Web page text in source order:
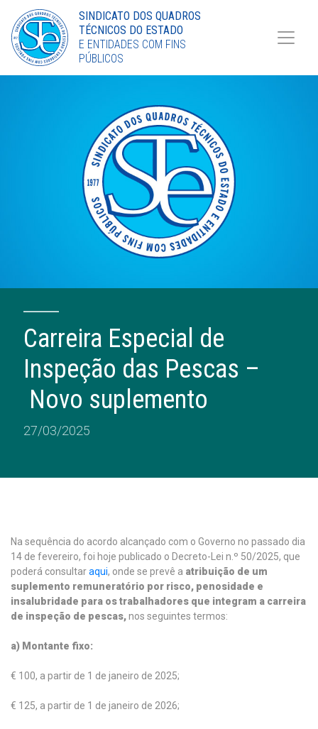
Torne-se Sócio
LinkedIn
SINDICATO DOS QUADROS
TÉCNICOS DO ESTADO
E ENTIDADES COM FINS
PÚBLICOS
Carreira Especial de
Inspeção das Pescas –
Novo suplemento
27/03/2025
Na sequência do acordo alcançado com o Governo no passado dia
14 de fevereiro, foi hoje publicado o Decreto-Lei n.º 50/2025, que
poderá consultaraqui, onde se prevê a atribuição de um
suplemento remuneratório por risco, penosidade e
insalubridade para os trabalhadores que integram a carreira
de inspeção de pescas,nos seguintes termos:
a) Montante fixo:
€ 100, a partir de 1 de janeiro de 2025;
€ 125, a partir de 1 de janeiro de 2026;